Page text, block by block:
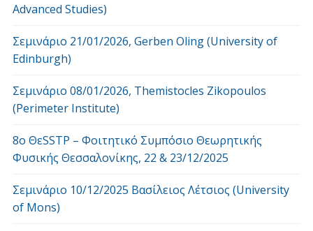
Advanced Studies)
Σεμινάριο 21/01/2026, Gerben Oling (University of
Edinburgh)
Σεμινάριο 08/01/2026, Themistocles Zikopoulos
(Perimeter Institute)
8o ΘεSSTP – Φοιτητικό Συμπόσιο Θεωρητικής
Φυσικής Θεσσαλονίκης, 22 & 23/12/2025
Σεμινάριο 10/12/2025 Βασίλειος Λέτσιος (University
of Mons)